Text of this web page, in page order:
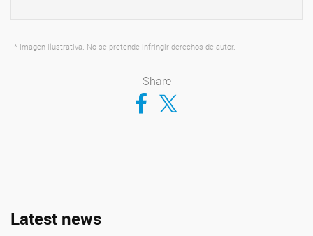
* Imagen ilustrativa. No se pretende infringir derechos de autor.
Share
Compartir en Facebook
Compartir en Twitter
Latest news